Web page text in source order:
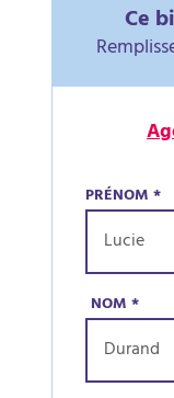
Ce
PRÉNOM*
NOM*